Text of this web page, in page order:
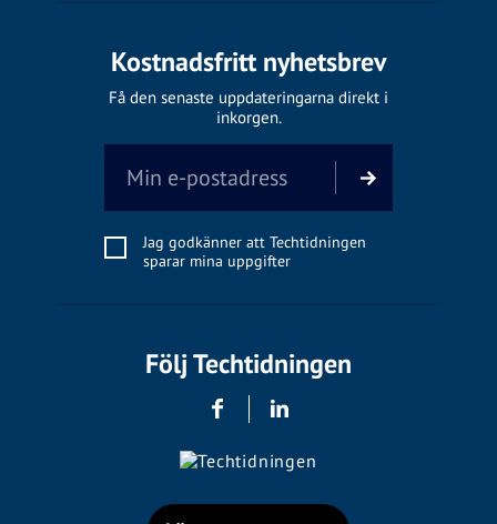
Kostnadsfritt nyhetsbrev
Få den senaste uppdateringarna direkt i
inkorgen.
Jag godkänner att Techtidningen
sparar mina uppgifter
Följ Techtidningen